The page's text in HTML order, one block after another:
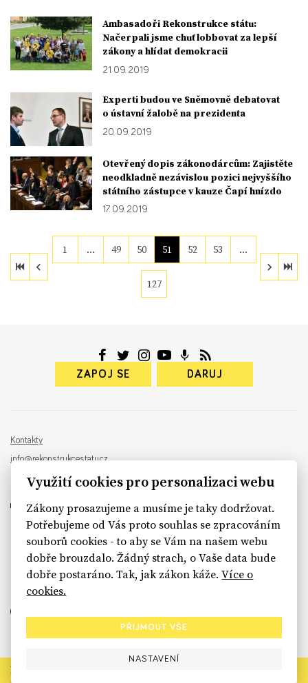
Ambasadoři Rekonstrukce státu:
Načerpali jsme chuť lobbovat za lepší
zákony a hlídat demokracii
21. 09. 2019
Experti budou ve Sněmovně debatovat
o ústavní žalobě na prezidenta
20. 09. 2019
Otevřený dopis zákonodárcům: Zajistěte
neodkladně nezávislou pozici nejvyššího
státního zástupce v kauze Čapí hnízdo
17. 09. 2019
1 … 49 50 51 52 53 …
127
ZAPOJ SE DARUJ
Kontakty
info@rekonstrukcestatu.cz
Návrh a vývoj: Sinfin , ilustrace:
sinfin.digital
Rekonstrukce státu končí. Její členské organizace však dál
Využití cookies pro personalizaci webu
Zákony prosazujeme a musíme je taky dodržovat.
Potřebujeme od Vás proto souhlas se zpracováním
souborů cookies - to aby se Vám na našem webu
dobře brouzdalo. Žádný strach, o Vaše data bude
dobře postaráno. Tak, jak zákon káže.Více o
cookies.
PŘIJMOUT VŠE
NASTAVENÍ